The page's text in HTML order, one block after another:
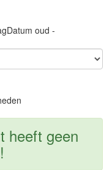
Datum oud -
geen